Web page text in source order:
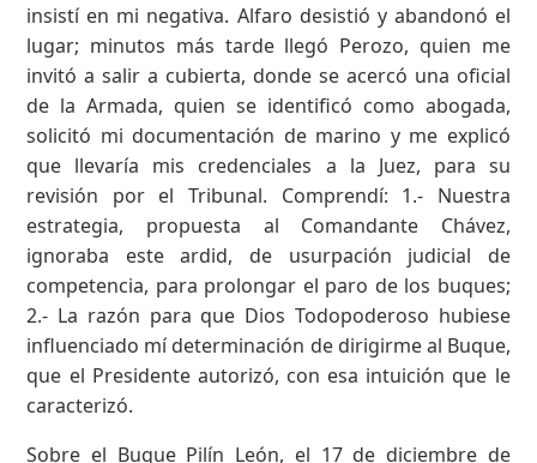
insistí en mi negativa. Alfaro desistió y abandonó el
lugar; minutos más tarde llegó Perozo, quien me
invitó a salir a cubierta, donde se acercó una oficial
de la Armada, quien se identificó como abogada,
solicitó mi documentación de marino y me explicó
que llevaría mis credenciales a la Juez, para su
revisión por el Tribunal. Comprendí: 1.- Nuestra
estrategia, propuesta al Comandante Chávez,
ignoraba este ardid, de usurpación judicial de
competencia, para prolongar el paro de los buques;
2.- La razón para que Dios Todopoderoso hubiese
influenciado mí determinación de dirigirme al Buque,
que el Presidente autorizó, con esa intuición que le
caracterizó.
Sobre el Buque Pilín León, el 17 de diciembre de